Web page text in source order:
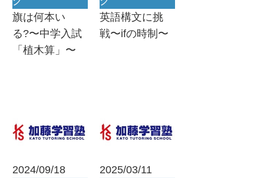
旗は何本い
る?〜中学入試
「植木算」〜
英語構文に挑
戦〜ifの時制〜
2024/09/18
2025/03/11